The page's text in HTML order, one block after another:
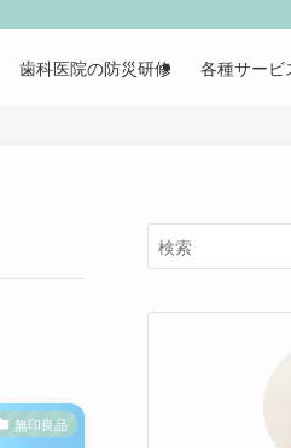
歯科医院の防災研修 各種サービ
無印良品